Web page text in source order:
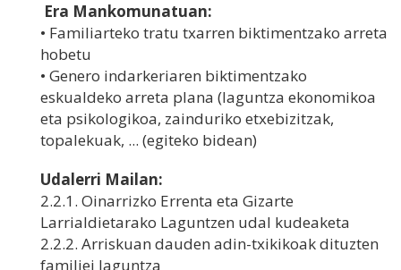
Era Mankomunatuan:
• Familiarteko tratu txarren biktimentzako arreta
hobetu
• Genero indarkeriaren biktimentzako
eskualdeko arreta plana (laguntza ekonomikoa
eta psikologikoa, zainduriko etxebizitzak,
topalekuak, ... (egiteko bidean)
Udalerri Mailan:
2.2.1. Oinarrizko Errenta eta Gizarte
Larrialdietarako Laguntzen udal kudeaketa
2.2.2. Arriskuan dauden adin-txikikoak dituzten
familiei laguntza